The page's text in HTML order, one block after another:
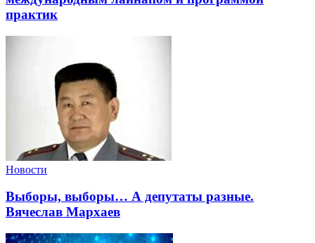
практик
Новости
Выборы, выборы… А депутаты разные.
Вячеслав Мархаев